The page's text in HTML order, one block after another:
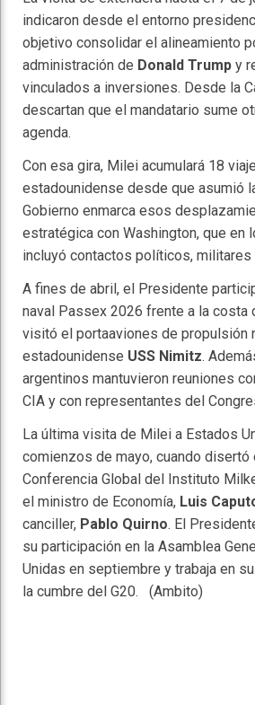
indicaron desde el entorno
objetivo consolidar el alineamiento
administración de Donald Trump y
vinculados a inversiones. Desde la
descartan que el mandatario sume
agenda.
Con esa gira, Milei acumulará 18
estadounidense desde que asumió
Gobierno enmarca esos
estratégica con Washington, que en
incluyó contactos políticos, militares
A fines de abril, el Presidente
naval Passex 2026 frente a la costa
visitó el portaaviones de propulsión
estadounidense USS Nimitz.
argentinos mantuvieron reuniones
CIA y con representantes del
La última visita de Milei a Estados
comienzos de mayo, cuando disertó
Conferencia Global del Instituto
el ministro de Economía, Luis
canciller, Pablo Quirno. El
su participación en la Asamblea
Unidas en septiembre y trabaja en
la cumbre del G20. (Ambito)